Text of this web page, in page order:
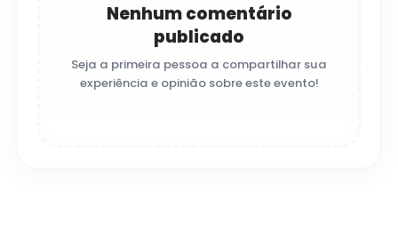
Nenhum comentário
publicado
Seja a primeira pessoa a compartilhar sua
experiência e opinião sobre este evento!